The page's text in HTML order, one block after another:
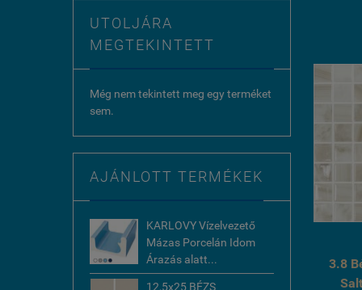
UTOLJÁRA
MEGTEKINTETT
Még nem tekintett meg egy terméket
sem.
AJÁNLOTT TERMÉKEK
KARLOVY Vízelvezető
Mázas Porcelán Idom
Árazás alatt...
12,5x25 BÉZS
3.8